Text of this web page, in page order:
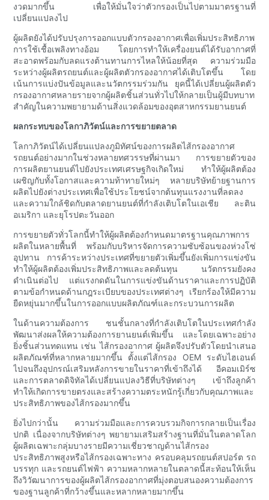
งวดมากขึ้น เพื่อให้มั่นใจว่าตัวกรองเป็นไปตามมาตรฐานที่
เปลี่ยนแปลงไป
ผู้ผลิตยังได้ปรับปรุงการออกแบบตัวกรองอากาศเพื่อเพิ่มประสิทธิภาพ
การใช้เชื้อเพลิงทางอ้อม โดยการทำให้เครื่องยนต์ได้รับอากาศที่
สะอาดพร้อมกับลดแรงต้านทานการไหลให้น้อยที่สุด ความร่วมมือ
ระหว่างผู้ผลิตรถยนต์และผู้ผลิตตัวกรองอากาศได้เติบโตขึ้น โดย
เน้นการแบ่งปันข้อมูลและนวัตกรรมร่วมกัน ยุคนี้ได้เปลี่ยนผู้ผลิตตัว
กรองอากาศหลายรายจากผู้ผลิตชิ้นส่วนทั่วไปให้กลายเป็นผู้มีบทบาท
สำคัญในความพยายามด้านสิ่งแวดล้อมของอุตสาหกรรมยานยนต์
ผลกระทบของโลกาภิวัตน์และการขยายตลาด
โลกาภิวัตน์ได้เปลี่ยนแปลงภูมิทัศน์ของการผลิตไส้กรองอากาศ
รถยนต์อย่างมากในช่วงหลายทศวรรษที่ผ่านมา การขยายตัวของ
การผลิตยานยนต์ไปยังประเทศเศรษฐกิจเกิดใหม่ ทำให้ผู้ผลิตต้อง
เผชิญกับทั้งโอกาสและความท้าทายใหม่ๆ หลายบริษัทย้ายฐานการ
ผลิตไปยังต่างประเทศเพื่อใช้ประโยชน์จากต้นทุนแรงงานที่ลดลง
และความใกล้ชิดกับตลาดยานยนต์ที่กำลังเติบโตในเอเชีย ละติน
อเมริกา และยุโรปตะวันออก
การขยายตัวทั่วโลกนี้ทำให้ผู้ผลิตต้องกำหนดมาตรฐานคุณภาพการ
ผลิตในหลายพื้นที่ พร้อมกับบริหารจัดการความซับซ้อนของห่วงโซ่
อุปทาน การค้าระหว่างประเทศที่ขยายตัวเพิ่มขึ้นยังเพิ่มการแข่งขัน
ทำให้ผู้ผลิตต้องเพิ่มประสิทธิภาพและลดต้นทุน นวัตกรรมยังคง
ดำเนินต่อไป แต่แรงกดดันในการแข่งขันด้านราคาและการปฏิบัติ
ตามข้อกำหนดด้านกฎระเบียบของประเทศต่างๆ เรียกร้องให้มีความ
ยืดหยุ่นมากขึ้นในการออกแบบผลิตภัณฑ์และกระบวนการผลิต
ในด้านความต้องการ ชนชั้นกลางที่กำลังเติบโตในประเทศกำลัง
พัฒนาส่งผลให้ความต้องการยานยนต์เพิ่มขึ้น และโดยเฉพาะอย่าง
ยิ่งชิ้นส่วนทดแทน เช่น ไส้กรองอากาศ ผู้ผลิตจึงปรับตัวโดยนำเสนอ
ผลิตภัณฑ์ที่หลากหลายมากขึ้น ตั้งแต่ไส้กรอง OEM ระดับไฮเอนด์
ไปจนถึงอุปกรณ์เสริมหลังการขายในราคาที่เข้าถึงได้ อีคอมเมิร์ซ
และการตลาดดิจิทัลได้เปลี่ยนแปลงวิธีที่บริษัทต่างๆ เข้าถึงลูกค้า
ทำให้เกิดการขายตรงและสร้างความตระหนักรู้เกี่ยวกับคุณภาพและ
ประสิทธิภาพของไส้กรองมากขึ้น
ยิ่งไปกว่านั้น ความร่วมมือและการควบรวมกิจการกลายเป็นเรื่อง
ปกติ เนื่องจากบริษัทต่างๆ พยายามเสริมสร้างฐานที่มั่นในตลาดโลก
ผู้ผลิตเฉพาะกลุ่มบางรายมีความเชี่ยวชาญด้านไส้กรอง
ประสิทธิภาพสูงหรือไส้กรองเฉพาะทาง ครอบคลุมรถยนต์สปอร์ต รถ
บรรทุก และรถยนต์ไฟฟ้า ความหลากหลายในตลาดนี้สะท้อนให้เห็น
ถึงวิวัฒนาการของผู้ผลิตไส้กรองอากาศที่มุ่งตอบสนองความต้องการ
ของฐานลูกค้าที่กว้างขึ้นและหลากหลายมากขึ้น